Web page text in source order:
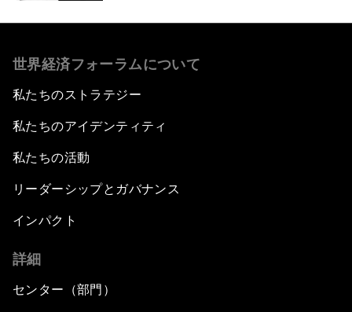
世界経済フォーラムについて
私たちのストラテジー
私たちのアイデンティティ
私たちの活動
リーダーシップとガバナンス
インパクト
詳細
センター（部門）